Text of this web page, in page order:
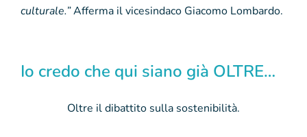
culturale.”Afferma il vicesindaco Giacomo Lombardo.
Io credo che qui siano già OLTRE…
Oltre il dibattito sulla sostenibilità.